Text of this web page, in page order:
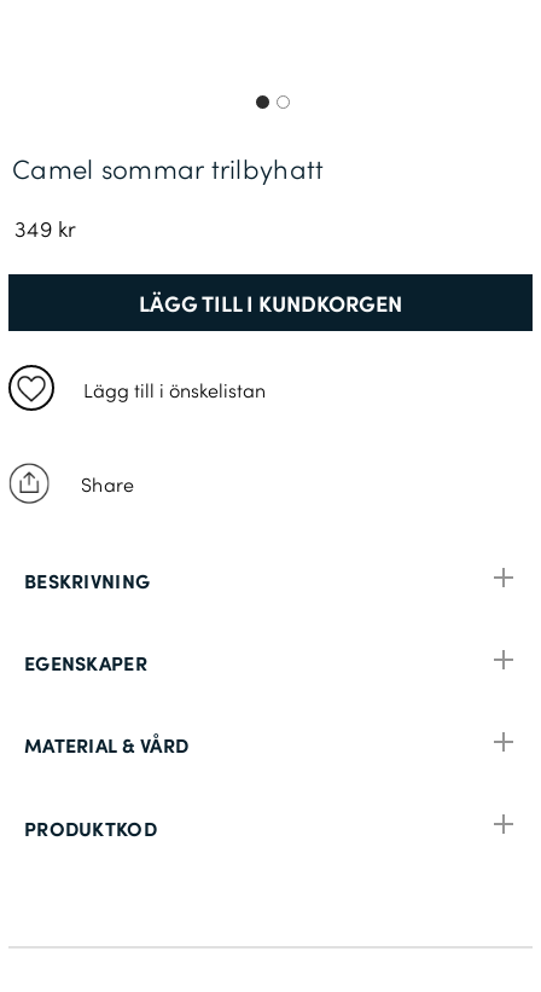
349 kr
LÄGG TILL I KUNDKORGEN
Lägg till i önskelistan
Share
Camel sommar trilbyhatt
EGENSKAPER
BESKRIVNING
MATERIAL & VÅRD
PRODUKTKOD